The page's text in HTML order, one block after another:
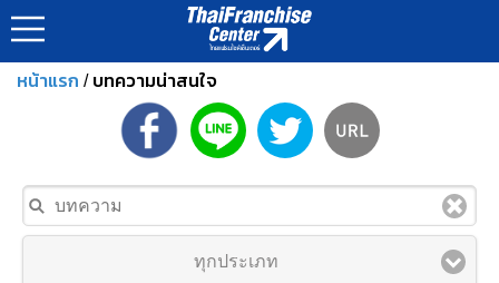
หน้าแรก / บทความน่าสนใจ
ทุกประเภท